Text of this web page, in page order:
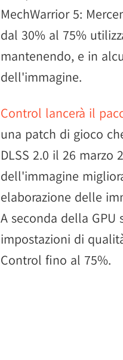
MechWarrior 5:
dal 30% al 75%
mantenendo, e in
dell'immagine.
Control lancerà il
una patch di gioco
DLSS 2.0 il 26 marzo
dell'immagine
elaborazione delle
A seconda della
impostazioni di
Control fino al 75%.